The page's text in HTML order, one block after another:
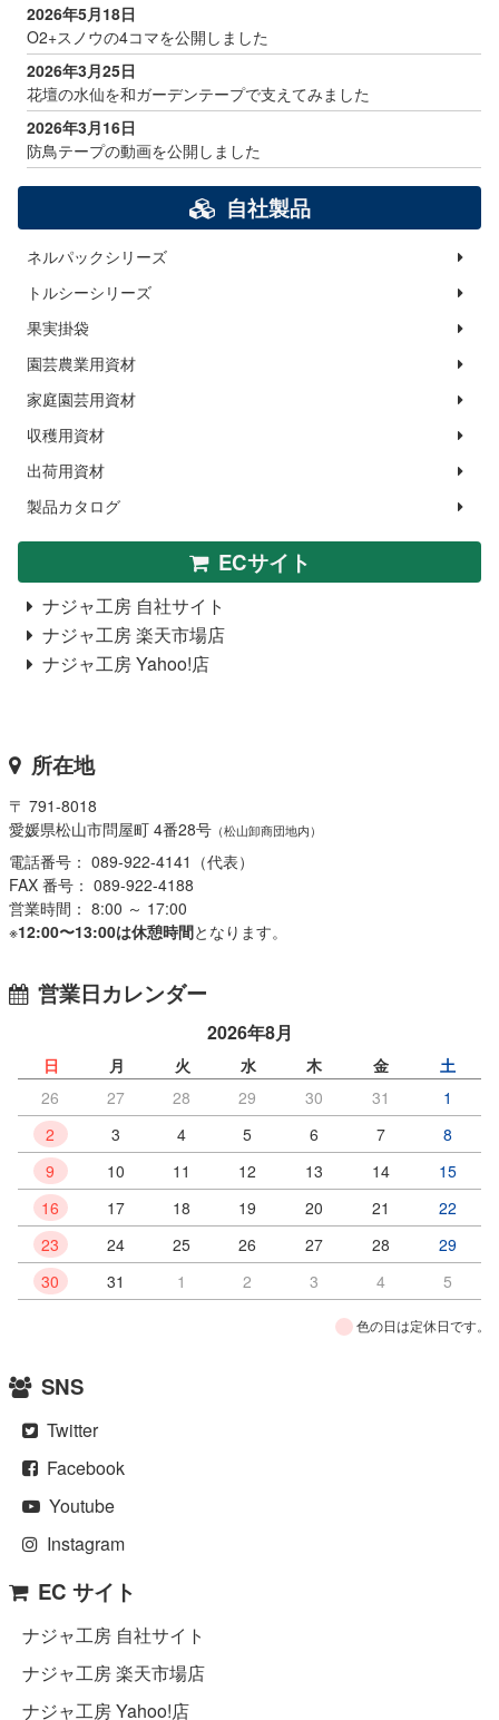
2026年5月18日
O2+スノウの4コマを公開しました
2026年3月25日
花壇の水仙を和ガーデンテープで支えてみました
2026年3月16日
防鳥テープの動画を公開しました
自社製品
ネルパックシリーズ
トルシーシリーズ
果実掛袋
園芸農業用資材
家庭園芸用資材
収穫用資材
出荷用資材
製品カタログ
ECサイト
ナジャ工房 自社サイト
ナジャ工房 楽天市場店
ナジャ工房 Yahoo!店
所在地
〒 791-8018
愛媛県松山市問屋町 4番28号 （松山卸商団地内）
電話番号： 089-922-4141（代表）
FAX 番号： 089-922-4188
営業時間： 8:00 ～ 17:00
※12:00〜13:00は休憩時間となります。
営業日カレンダー
2026年8月
日 月 火 水 木 金
土
26
27 28 29 30 31
1
2
3 4 5 6 7
8
9
10 11 12 13 14
15
16
17 18 19 20 21
22
23
24 25 26 27 28
29
30
31 1 2 3 4 5
色の日は定休日です。
SNS
Twitter
Facebook
Youtube
Instagram
EC サイト
ナジャ工房 自社サイト
ナジャ工房 楽天市場店
ナジャ工房 Yahoo!店